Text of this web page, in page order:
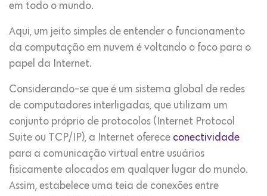
em todo o mundo.
Aqui, um jeito simples de entender o funcionamento
da computação em nuvem é voltando o foco para o
papel da Internet.
Considerando-se que é um sistema global de redes
de computadores interligadas, que utilizam um
conjunto próprio de protocolos (Internet Protocol
Suite ou TCP/IP), a Internet oferece conectividade
para a comunicação virtual entre usuários
fisicamente alocados em qualquer lugar do mundo.
Assim, estabelece uma teia de conexões entre